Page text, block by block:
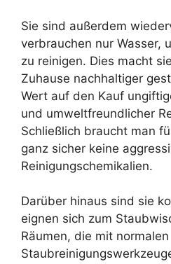
Sie sind außerdem
verbrauchen nur Wasser,
zu reinigen. Dies macht
Zuhause nachhaltiger
Wert auf den Kauf
und umweltfreundlicher
Schließlich braucht man
ganz sicher keine
Reinigungschemikalien.
Darüber hinaus sind sie
eignen sich zum
Räumen, die mit normalen